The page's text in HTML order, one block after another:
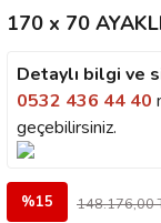
170 x 70
Detaylı bilgi ve
0532 436 44 40
geçebilirsiniz.
%15 148.176,00